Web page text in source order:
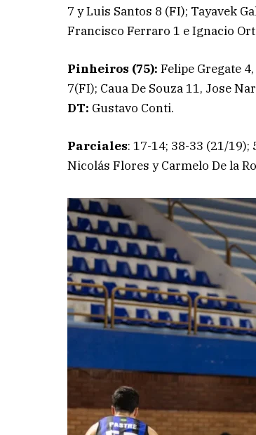
7 y Luis Santos 8 (FI); Tayavek
Francisco Ferraro 1 e Ignacio
Pinheiros (75):Felipe Gregate
7(FI); Caua De Souza 11, Jose
DT: Gustavo Conti.
Parciales: 17-14; 38-33 (21/
Nicolás Flores y Carmelo De la